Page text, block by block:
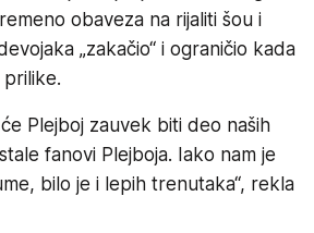
obaveza na rijaliti šou i
„zakačio“ i ograničio kada
Plejboj zauvek biti deo naših
fanovi Plejboja. Iako nam je
bilo je i lepih trenutaka“, rekla